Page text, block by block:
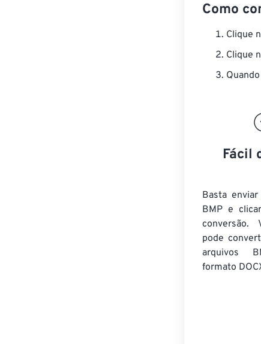
Como
Clique
Clique
Fácil
Basta
BMP e
conversão.
pode
arquivos
formato